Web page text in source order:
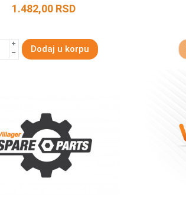
1.482,00 RSD
Dodaj u korpu